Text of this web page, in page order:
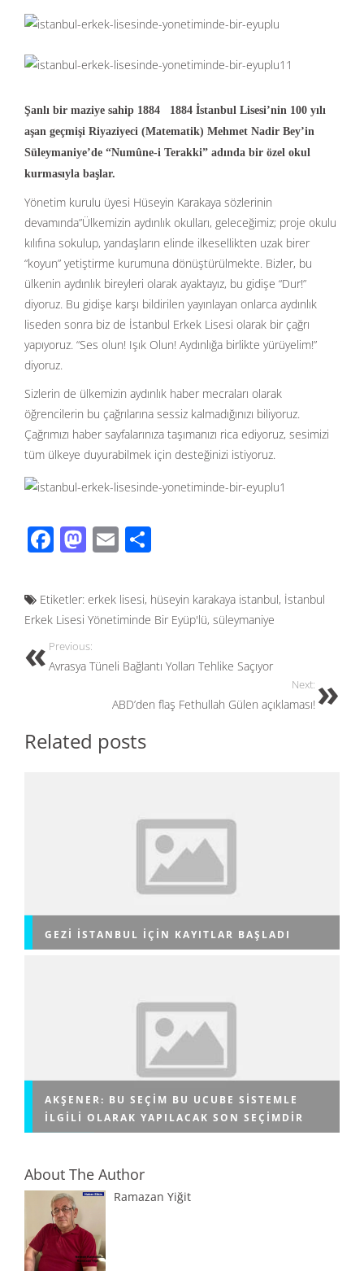
Şanlı bir maziye sahip 1884 1884 İstanbul Lisesi’nin 100 yılı
aşan geçmişi Riyaziyeci (Matematik) Mehmet Nadir Bey’in
Süleymaniye’de “Numûne-i Terakki” adında bir özel okul
kurmasıyla başlar.
Yönetim kurulu üyesi Hüseyin Karakaya sözlerinin
devamında”Ülkemizin aydınlık okulları, geleceğimiz; proje okulu
kılıfına sokulup, yandaşların elinde ilkesellikten uzak birer
“koyun” yetiştirme kurumuna dönüştürülmekte. Bizler, bu
ülkenin aydınlık bireyleri olarak ayaktayız, bu gidişe “Dur!”
diyoruz. Bu gidişe karşı bildirilen yayınlayan onlarca aydınlık
liseden sonra biz de İstanbul Erkek Lisesi olarak bir çağrı
yapıyoruz. “Ses olun! Işık Olun! Aydınlığa birlikte yürüyelim!”
diyoruz.
Sizlerin de ülkemizin aydınlık haber mecraları olarak
öğrencilerin bu çağrılarına sessiz kalmadığınızı biliyoruz.
Çağrımızı haber sayfalarınıza taşımanızı rica ediyoruz, sesimizi
tüm ülkeye duyurabilmek için desteğinizi istiyoruz.
F
e
b
o
o
M
to
d
o
n
E
ail ar
e
Etiketler: erkek lisesi, hüseyin karakaya istanbul, İstanbul
Erkek Lisesi Yönetiminde Bir Eyüp'lü, süleymaniye
Previous:
Avrasya Tüneli Bağlantı Yolları Tehlike Saçıyor
Next:
ABD’den flaş Fethullah Gülen açıklaması!
Related posts
GEZI İSTANBUL IÇIN KAYITLAR BAŞLADI
AKŞENER: BU SEÇIM BU UCUBE SISTEMLE
ILGILI OLARAK YAPILACAK SON SEÇIMDIR
About The Author
Ramazan Yiğit